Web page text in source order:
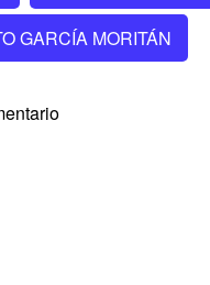
GARCÍA MORITÁN